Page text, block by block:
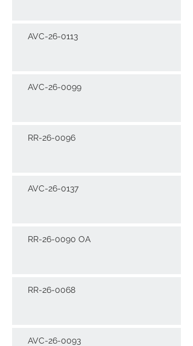
AVC-26-0113
AVC-26-0099
RR-26-0096
AVC-26-0137
RR-26-0090 OA
RR-26-0068
AVC-26-0093